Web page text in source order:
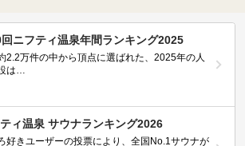
ニフティ温泉年間ランキング2025
2.2万件の中から頂点に選ばれた、2025年の人
は…
ィ温泉 サウナランキング2026
好きユーザーの投票により、全国No.1サウナが